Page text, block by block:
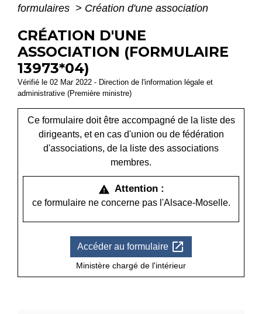
formulaires > Création d'une association
CRÉATION D'UNE
ASSOCIATION (FORMULAIRE
13973*04)
Vérifié le 02 Mar 2022 - Direction de l'information légale et
administrative (Première ministre)
Ce formulaire doit être accompagné de la liste des
dirigeants, et en cas d'union ou de fédération
d'associations, de la liste des associations
membres.
warning Attention :
ce formulaire ne concerne pas l'Alsace-Moselle.
Accéder au formulaire open_in_new
Ministère chargé de l'intérieur